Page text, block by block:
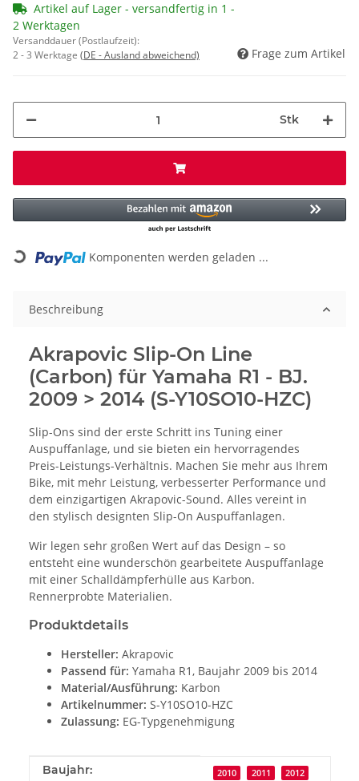
Artikel auf Lager - versandfertig in 1 -
2 Werktagen
Versanddauer (Postlaufzeit):
2 - 3 Werktage (DE - Ausland abweichend) Frage zum Artikel
Stk
Loading... Komponenten werden geladen ...
Beschreibung
Akrapovic Slip-On Line
(Carbon) für Yamaha R1 - BJ.
2009 > 2014 (S-Y10SO10-HZC)
Slip-Ons sind der erste Schritt ins Tuning einer
Auspuffanlage, und sie bieten ein hervorragendes
Preis-Leistungs-Verhältnis. Machen Sie mehr aus Ihrem
Bike, mit mehr Leistung, verbesserter Performance und
dem einzigartigen Akrapovic-Sound. Alles vereint in
den stylisch designten Slip-On Auspuffanlagen.
Wir legen sehr großen Wert auf das Design – so
entsteht eine wunderschön gearbeitete Auspuffanlage
mit einer Schalldämpferhülle aus Karbon.
Rennerprobte Materialien.
Produktdetails
Hersteller: Akrapovic
Passend für: Yamaha R1, Baujahr 2009 bis 2014
Material/Ausführung: Karbon
Artikelnummer: S-Y10SO10-HZC
Zulassung: EG-Typgenehmigung
Produkteigenschaft
Wert
Baujahr: 2010 2011 2012